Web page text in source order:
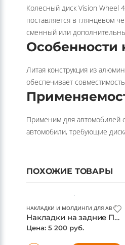
Колесный диск Vision
поставляется в глянцевом
сменный или
Особенности
Литая конструкция из
обеспечивает
Применим для автомобилей
автомобили, требующие
ПОХОЖИЕ ТОВАРЫ
НАКЛАДКИ И МОЛДИНГИ ДЛЯ АВТО
Накладки на задние ПТФ Toyota Fortuner 2017-, хром
Цена: 5 200 руб.